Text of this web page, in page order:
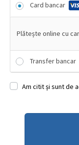
Card bancar
Plătește online cu
Transfer bancar
Am citit și sunt de